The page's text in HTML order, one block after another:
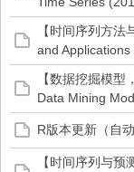
【时间序列方
and Applications
【数据挖掘模
Data Mining
R版本更新（自
【时间序列与